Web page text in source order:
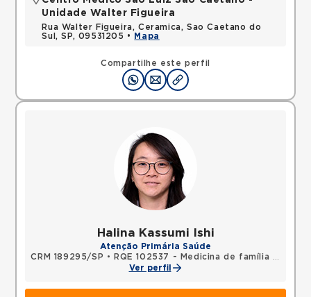
Compartilhe este perfil
Unidade Walter Figueira
Rua Walter Figueira, Ceramica, Sao Caetano do
Sul, SP, 09531205 •
Mapa
Halina Kassumi Ishi
Atenção Primária Saúde
CRM 189295/SP •
RQE 102537 - Medicina de família e comunidade
Ver perfil